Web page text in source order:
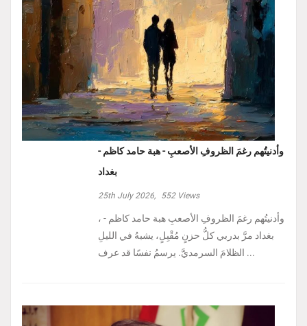
وأدنيتُهم رغمَ الظروفِ الأصعبِ - هبة حامد كاظم -
بغداد
25th July 2026, 552Views
، وأدنيتُهم رغمَ الظروفِ الأصعبِ هبة حامد كاظم -
بغداد مرَّ بدربي كلُّ حزنٍ مُقْبِلٍ، يشبهُ في الليلِ
الظلامَ السرمديَّ. يرسمُ نفسًا قد عرف ...